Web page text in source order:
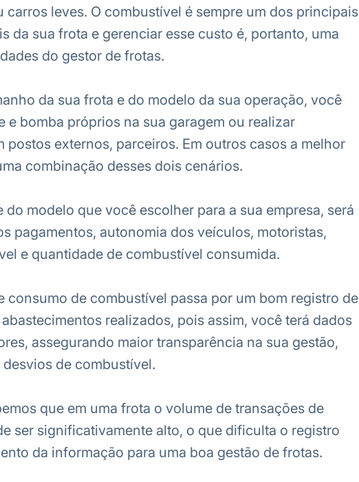
carros leves. O combustível é sempre um dos principais
da sua frota e gerenciar esse custo é, portanto, uma
do gestor de frotas.
da sua frota e do modelo da sua operação, você
e bomba próprios na sua garagem ou realizar
postos externos, parceiros. Em outros casos a melhor
combinação desses dois cenários.
do modelo que você escolher para a sua empresa, será
pagamentos, autonomia dos veículos, motoristas,
e quantidade de combustível consumida.
consumo de combustível passa por um bom registro de
realizados, pois assim, você terá dados
assegurando maior transparência na sua gestão,
de combustível.
que em uma frota o volume de transações de
ser significativamente alto, o que dificulta o registro
da informação para uma boa gestão de frotas.